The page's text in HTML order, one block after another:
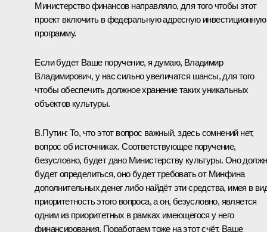
Министерство финансов направляло, для того чтобы этот
проект включить в федеральную адресную инвестиционную
программу.
Если будет Ваше поручение, я думаю, Владимир
Владимирович, у нас сильно увеличатся шансы, для того
чтобы обеспечить должное хранение таких уникальных
объектов культуры.
В.Путин: То, что этот вопрос важный, здесь сомнений нет,
вопрос об источниках. Соответствующее поручение,
безусловно, будет дано Министерству культуры. Оно
будет определиться, оно будет требовать от Минфина
дополнительных денег либо найдёт эти средства, имея в
приоритетность этого вопроса, а он, безусловно, является
одним из приоритетных в рамках имеющегося у него
финансирования. Поработаем тоже на этот счёт. Ваше